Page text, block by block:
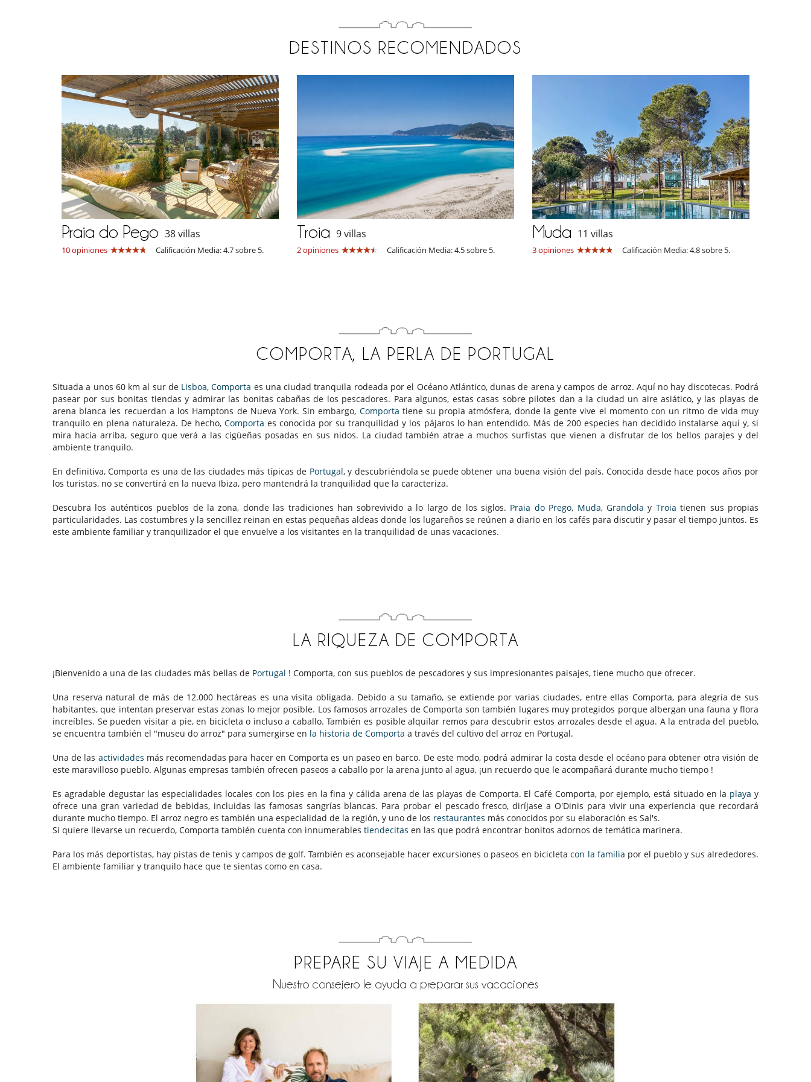
DESTINOS RECOMENDADOS
Praia do Pego 38 villas
10 opiniones Calificación Media: 4.7 sobre 5.
Troia 9 villas
2 opiniones Calificación Media: 4.5 sobre 5.
Muda 11 villas
3 opiniones Calificación Media: 4.8 sobre 5.
COMPORTA, LA PERLA DE PORTUGAL
Situada a unos 60 km al sur de Lisboa,Comporta es una ciudad tranquila rodeada por el Océano Atlántico, dunas de arena y campos de arroz. Aquí no hay discotecas. Podrá
pasear por sus bonitas tiendas y admirar las bonitas cabañas de los pescadores. Para algunos, estas casas sobre pilotes dan a la ciudad un aire asiático, y las playas de
arena blanca les recuerdan a los Hamptons de Nueva York. Sin embargo, Comporta tiene su propia atmósfera, donde la gente vive el momento con un ritmo de vida muy
tranquilo en plena naturaleza. De hecho,Comporta es conocida por su tranquilidad y los pájaros lo han entendido. Más de 200 especies han decidido instalarse aquí y, si
mira hacia arriba, seguro que verá a las cigüeñas posadas en sus nidos. La ciudad también atrae a muchos surfistas que vienen a disfrutar de los bellos parajes y del
ambiente tranquilo.
En definitiva, Comporta es una de las ciudades más típicas de Portugal, y descubriéndola se puede obtener una buena visión del país. Conocida desde hace pocos años por
los turistas, no se convertirá en la nueva Ibiza, pero mantendrá la tranquilidad que la caracteriza.
Descubra los auténticos pueblos de la zona, donde las tradiciones han sobrevivido a lo largo de los siglos. Praia do Prego, Muda,Grandola y Troia tienen sus propias
particularidades. Las costumbres y la sencillez reinan en estas pequeñas aldeas donde los lugareños se reúnen a diario en los cafés para discutir y pasar el tiempo juntos. Es
este ambiente familiar y tranquilizador el que envuelve a los visitantes en la tranquilidad de unas vacaciones.
LA RIQUEZA DE COMPORTA
¡Bienvenido a una de las ciudades más bellas de Portugal ! Comporta, con sus pueblos de pescadores y sus impresionantes paisajes, tiene mucho que ofrecer.
Una reserva natural de más de 12.000 hectáreas es una visita obligada. Debido a su tamaño, se extiende por varias ciudades, entre ellas Comporta, para alegría de sus
habitantes, que intentan preservar estas zonas lo mejor posible. Los famosos arrozales de Comporta son también lugares muy protegidos porque albergan una fauna y flora
increíbles. Se pueden visitar a pie, en bicicleta o incluso a caballo. También es posible alquilar remos para descubrir estos arrozales desde el agua. A la entrada del pueblo,
se encuentra también el "museu do arroz" para sumergirse en la historia de Comporta a través del cultivo del arroz en Portugal.
Una de las actividades más recomendadas para hacer en Comporta es un paseo en barco. De este modo, podrá admirar la costa desde el océano para obtener otra visión de
este maravilloso pueblo. Algunas empresas también ofrecen paseos a caballo por la arena junto al agua, ¡un recuerdo que le acompañará durante mucho tiempo !
Es agradable degustar las especialidades locales con los pies en la fina y cálida arena de las playas de Comporta. El Café Comporta, por ejemplo, está situado en la playa y
ofrece una gran variedad de bebidas, incluidas las famosas sangrías blancas. Para probar el pescado fresco, diríjase a O'Dinis para vivir una experiencia que recordará
durante mucho tiempo. El arroz negro es también una especialidad de la región, y uno de los restaurantes más conocidos por su elaboración es Sal's.
Si quiere llevarse un recuerdo, Comporta también cuenta con innumerables tiendecitas en las que podrá encontrar bonitos adornos de temática marinera.
Para los más deportistas, hay pistas de tenis y campos de golf. También es aconsejable hacer excursiones o paseos en bicicletacon la familia por el pueblo y sus alrededores.
El ambiente familiar y tranquilo hace que te sientas como en casa.
PREPARE SU VIAJE A MEDIDA
Nuestro consejero le ayuda a preparar sus vacaciones